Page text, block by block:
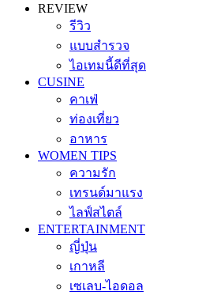
REVIEW
รีวิว
แบบสำรวจ
ไอเทมนี้ดีที่สุด
CUSINE
คาเฟ่
ท่องเที่ยว
อาหาร
WOMEN TIPS
ความรัก
เทรนด์มาแรง
ไลฟ์สไตล์
ENTERTAINMENT
ญี่ปุ่น
เกาหลี
เซเลบ-ไอดอล